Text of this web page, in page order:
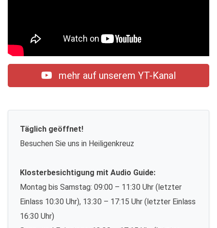
mehr auf unserem YT-Kanal
Täglich geöffnet!
Besuchen Sie uns in Heiligenkreuz
Klosterbesichtigung mit Audio Guide:
Montag bis Samstag: 09:00 – 11:30 Uhr (letzter
Einlass 10:30 Uhr), 13:30 – 17:15 Uhr (letzter Einlass
16:30 Uhr)